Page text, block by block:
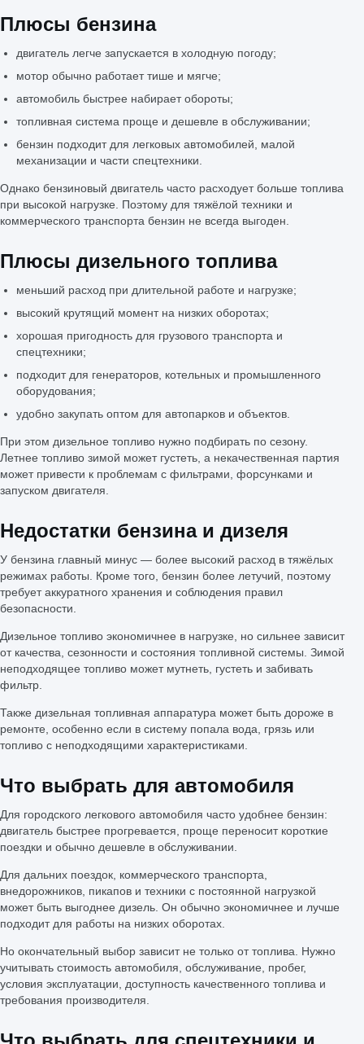
Плюсы бензина
двигатель легче запускается в холодную погоду;
мотор обычно работает тише и мягче;
автомобиль быстрее набирает обороты;
топливная система проще и дешевле в обслуживании;
бензин подходит для легковых автомобилей, малой
механизации и части спецтехники.
Однако бензиновый двигатель часто расходует больше топлива
при высокой нагрузке. Поэтому для тяжёлой техники и
коммерческого транспорта бензин не всегда выгоден.
Плюсы дизельного топлива
меньший расход при длительной работе и нагрузке;
высокий крутящий момент на низких оборотах;
хорошая пригодность для грузового транспорта и
спецтехники;
подходит для генераторов, котельных и промышленного
оборудования;
удобно закупать оптом для автопарков и объектов.
При этом дизельное топливо нужно подбирать по сезону.
Летнее топливо зимой может густеть, а некачественная партия
может привести к проблемам с фильтрами, форсунками и
запуском двигателя.
Недостатки бензина и дизеля
У бензина главный минус — более высокий расход в тяжёлых
режимах работы. Кроме того, бензин более летучий, поэтому
требует аккуратного хранения и соблюдения правил
безопасности.
Дизельное топливо экономичнее в нагрузке, но сильнее зависит
от качества, сезонности и состояния топливной системы. Зимой
неподходящее топливо может мутнеть, густеть и забивать
фильтр.
Также дизельная топливная аппаратура может быть дороже в
ремонте, особенно если в систему попала вода, грязь или
топливо с неподходящими характеристиками.
Что выбрать для автомобиля
Для городского легкового автомобиля часто удобнее бензин:
двигатель быстрее прогревается, проще переносит короткие
поездки и обычно дешевле в обслуживании.
Для дальних поездок, коммерческого транспорта,
внедорожников, пикапов и техники с постоянной нагрузкой
может быть выгоднее дизель. Он обычно экономичнее и лучше
подходит для работы на низких оборотах.
Но окончательный выбор зависит не только от топлива. Нужно
учитывать стоимость автомобиля, обслуживание, пробег,
условия эксплуатации, доступность качественного топлива и
требования производителя.